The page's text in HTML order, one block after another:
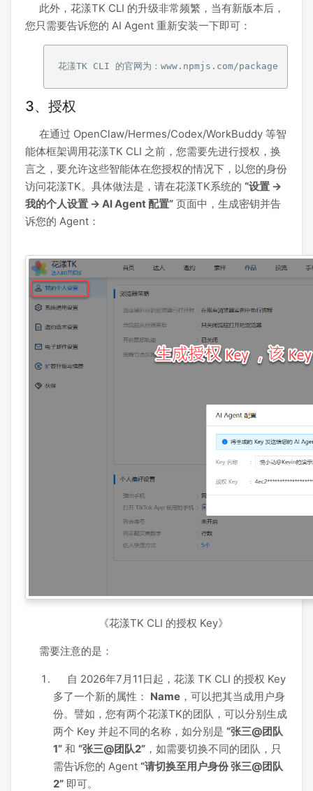
此外，花漾TK CLI 的升级非常频繁，当有新版本后，
您只需要告诉您的 AI Agent 重新安装一下即可：
3、授权
在通过 OpenClaw/Hermes/Codex/WorkBuddy 等智
能体框架调用花漾TK CLI 之前，您需要先进行授权，换
言之，要允许这些智能体在您授权的情况下，以您的身份
访问花漾TK。具体做法是，请在花漾TK系统的 “设置 →
我的个人设置 → AI Agent 配置” 页面中，生成密钥并告
诉您的 Agent：
《花漾TK CLI 的授权 Key》
需要注意的是：
自 2026年7月11日起，花漾 TK CLI 的授权 Key
多了一个新的属性： Name ，可以把其当成用户身
份。譬如，您有两个花漾TK的团队，可以分别生成
两个 Key 并起不同的名称，如分别是 “张三@团队
1” 和 “张三@团队2” ，如需要切换不同的团队，只
需告诉您的 Agent “请切换至用户身份 张三@团队
2” 即可。